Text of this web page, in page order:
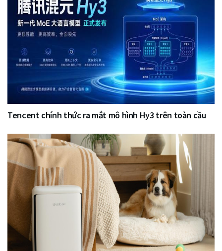
Tencent chính thức ra mắt mô hình Hy3 trên toàn cầu